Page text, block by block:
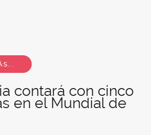
contará con cinco
en el Mundial de